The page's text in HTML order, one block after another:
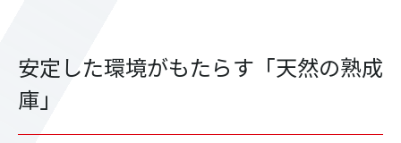
安定した環境がもたらす「天然の熟成
庫」